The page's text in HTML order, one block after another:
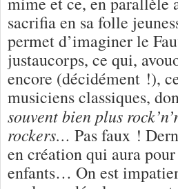
sacrifia en sa folle
permet d’imaginer le
justaucorps, ce qui,
encore (décidément !),
musiciens classiques,
souvent bien plus
rockers… Pas faux !
en création qui aura
enfants… On est